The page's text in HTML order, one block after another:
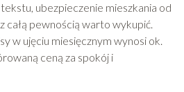
ubezpieczenie mieszkania od
całą pewnością warto wykupić.
w ujęciu miesięcznym wynosi ok.
ceną za spokój i